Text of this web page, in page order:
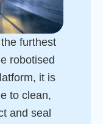
furthest
robotised
it is
to clean,
and seal